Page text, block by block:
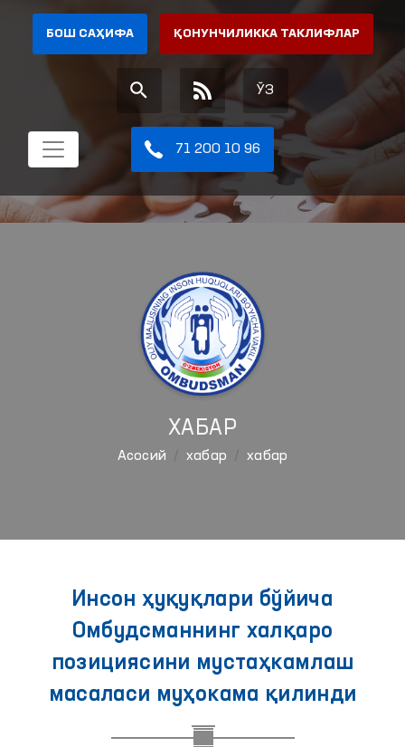
БОШ САҲИФА ҚОНУНЧИЛИККА ТАКЛИФЛАР
ЎЗ
71 200 10 96
ХАБАР
Aсосий хабар хабар
Инсон ҳуқуқлари бўйича
Омбудсманнинг халқаро
позициясини мустаҳкамлаш
масаласи муҳокама қилинди